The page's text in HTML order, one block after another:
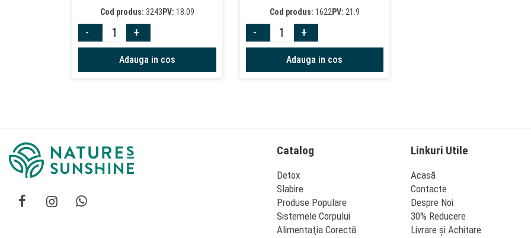
Cod produs: 3243 PV: 18.09
- +
Adauga in cos
Cod produs: 1622 PV: 21.9
- +
Adauga in cos
Catalog
Detox
Slabire
Produse Populare
Sistemele Corpului
Alimentaţia Corectă
Linkuri Utile
Acasă
Contacte
Despre Noi
30% Reducere
Livrare şi Achitare